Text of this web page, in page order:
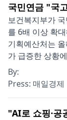
국민연금 "국
보건복지부가
를 6배 이상 확
기획예산처는
가 급증한 상황
By:
Press: 매일경제
"AI로 쇼핑·공